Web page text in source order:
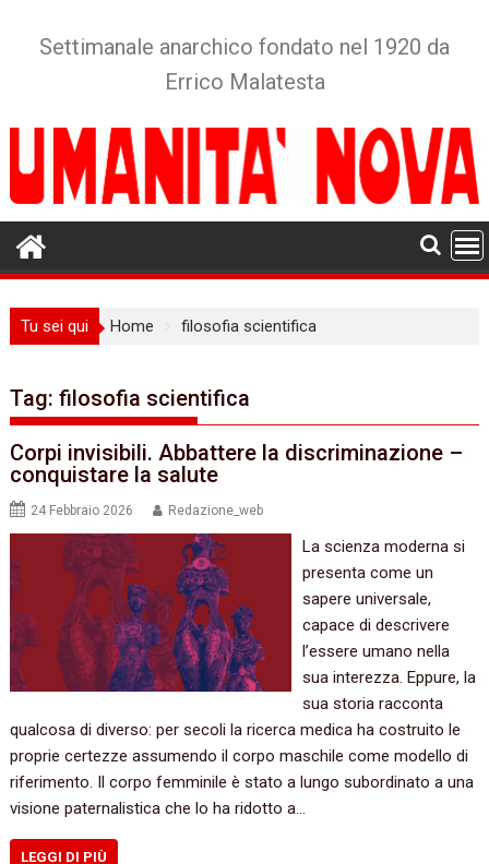
Settimanale anarchico fondato nel 1920 da
Errico Malatesta
Tu sei qui Home filosofia scientifica
Tag:filosofia scientifica
Corpi invisibili. Abbattere la discriminazione –
conquistare la salute
24 Febbraio 2026 Redazione_web
La scienza moderna si
presenta come un
sapere universale,
capace di descrivere
l’essere umano nella
sua interezza. Eppure, la
sua storia racconta
qualcosa di diverso: per secoli la ricerca medica ha costruito le
proprie certezze assumendo il corpo maschile come modello di
riferimento. Il corpo femminile è stato a lungo subordinato a una
visione paternalistica che lo ha ridotto a…
LEGGI DI PIÙ